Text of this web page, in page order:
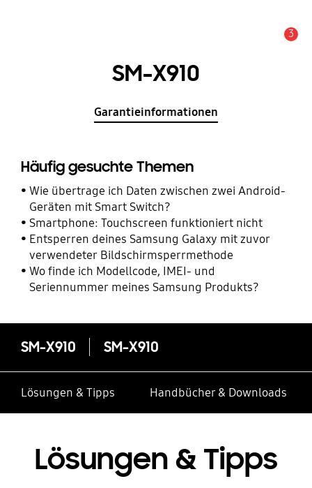
3
SM-X910
Garantieinformationen
Häufig gesuchte Themen
Wie übertrage ich Daten zwischen zwei Android-
Geräten mit Smart Switch?
Smartphone: Touchscreen funktioniert nicht
Entsperren deines Samsung Galaxy mit zuvor
verwendeter Bildschirmsperrmethode
Wo finde ich Modellcode, IMEI- und
Seriennummer meines Samsung Produkts?
SM-X910 SM-X910
Lösungen & Tipps Handbücher & Downloads
Lösungen & Tipps